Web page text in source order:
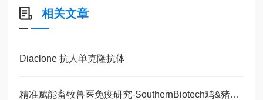
相关文章
Diaclone 抗人单克隆抗体
精准赋能畜牧兽医免疫研究-SouthernBiotech鸡&猪CD3/CD4/CD8 流式抗体方案